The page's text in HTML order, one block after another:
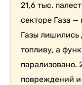
21,6 тыс.
секторе Газа
Газы лишились
топливу, а
парализовано.
повреждений и